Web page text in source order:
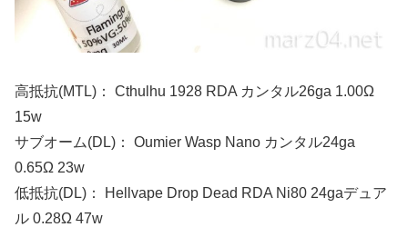
高抵抗(MTL)： Cthulhu 1928 RDA カンタル26ga 1.00Ω
15w
サブオーム(DL)： Oumier Wasp Nano カンタル24ga
0.65Ω 23w
低抵抗(DL)： Hellvape Drop Dead RDA Ni80 24gaデュア
ル 0.28Ω 47w